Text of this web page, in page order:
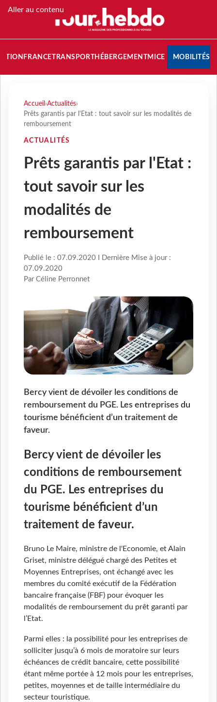
Aller au contenu
FRANCETRANSPORT HÉBERGEMENTMICE MOBILITÉS
Accueil ›Actualités›
Prêts garantis par l'Etat : tout savoir sur les modalités de
remboursement
ACTUALITÉS
Prêts garantis par l'Etat :
tout savoir sur les
modalités de
remboursement
Publié le : 07.09.2020 I Dernière Mise à jour :
07.09.2020
Par Céline Perronnet
Bercy vient de dévoiler les conditions de
remboursement du PGE. Les entreprises du
tourisme bénéficient d’un traitement de
faveur.
Bercy vient de dévoiler les
conditions de remboursement
du PGE. Les entreprises du
tourisme bénéficient d’un
traitement de faveur.
Bruno Le Maire, ministre de l'Economie, et Alain
Griset, ministre délégué chargé des Petites et
Moyennes Entreprises, ont échangé avec les
membres du comité exécutif de la Fédération
bancaire française (FBF) pour évoquer les
modalités de remboursement du prêt garanti par
l’Etat.
Parmi elles : la possibilité pour les entreprises de
solliciter jusqu’à 6 mois de moratoire sur leurs
échéances de crédit bancaire, cette possibilité
étant même portée à 12 mois pour les entreprises,
petites, moyennes et de taille intermédiaire du
secteur touristique.